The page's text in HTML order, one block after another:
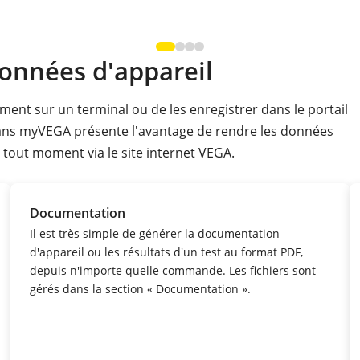
d'appareil
sur un terminal ou de les enregistrer dans le portail
myVEGA présente l'avantage de rendre les données
moment via le site internet VEGA.
Documentation
Il est très simple de générer la documentation
d'appareil ou les résultats d'un test au format PDF,
depuis n'importe quelle commande. Les fichiers sont
gérés dans la section « Documentation ».